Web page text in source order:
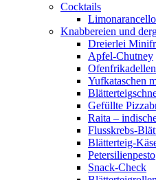
Cocktails
Limonarancello
Knabbereien und
Dreierlei
Apfel-Chutney
Ofenfrikadellen
Yufkataschen
Gefüllte
Raita –
Flusskrebs-
Blätterteig-
Petersilienpesto
Snack-Check